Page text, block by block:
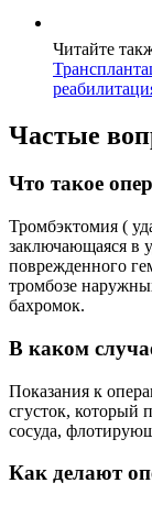
Читайте
Частые
Что такое
Тромбэктомия (
заключающаяся в
поврежденного
тромбозе
бахромок.
В каком
Показания к
сгусток, который
сосуда,
Как делают